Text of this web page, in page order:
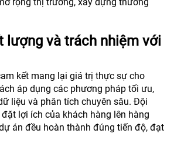
lượng và trách nhiệm với
kết mang lại giá trị thực sự cho
áp dụng các phương pháp tối ưu,
liệu và phân tích chuyên sâu. Đội
lợi ích của khách hàng lên hàng
án đều hoàn thành đúng tiến độ, đạt